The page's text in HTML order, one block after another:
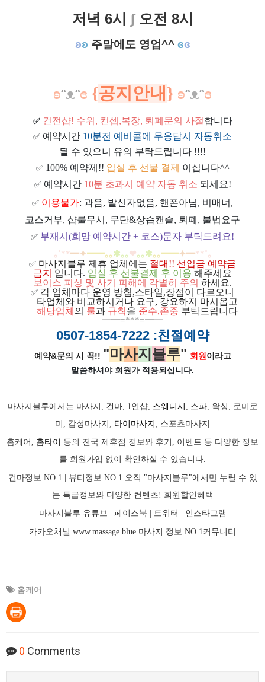
저녁 6시 ∫오전 8시
ʚʚ 주말에도 영업^^ɞɞ
ʚᵔᴥᵔɞ {공지안내 } ʚᵔᴥᵔɞ
✅ 건전샵! 수위, 컨셉,복장, 퇴폐문의 사절합니다
✅ 예약시간 10분전 예비콜에 무응답시 자동취소
될 수 있으니 유의 부탁드립니다 !!!!
✅ 100% 예약제!! 입실 후 선불 결제 이십니다^^
✅ 예약시간 10분 초과시 예약 자동 취소 되세요!
✅ 이용불가: 과음, 발신자없음, 핸폰아님, 비매너,
코스거부, 샵룰무시, 무단&상습캔슬, 퇴폐, 불법요구
✅ 부재시(희망 예약시간 + 코스)문자 부탁드려요!
｡˚**━✦━━｡｡✱｡｡❤｡｡✱｡｡━━✦━**˚｡
✅ 마사지블루 제휴 업체에는 절대!! 선입금 예약금
금지
입니다. 입실 후 선불결제 후 이용 해주세요
보이스 피싱 및 사기 피해에 각별히 주의 하세요.
✅ 각 업체마다 운영 방침,스타일,장점이 다르오니
타업체와 비교하시거나 요구, 강요하지 마시옵고
해당업체 의 룰과 규칙을 준수,존중 부탁드립니다
━━=***=━━
0507-1854-7222:친절예약
예약&문의 시 꼭!! "마사지 블루" 회원이라고
말씀하셔야 회원가 적용되십니다.
마사지블루에서는 마사지, 건마, 1인샵, 스웨디시 , 스파, 왁싱, 로미로
미, 감성마사지, 타이마사지 , 스포츠마사지
홈케어, 홈타이 등의 전국 제휴점 정보와 후기, 이벤트 등 다양한 정보
를 회원가입 없이 확인하실 수 있습니다.
건마정보 NO.1 | 뷰티정보 NO.1 오직 "마사지블루"에서만 누릴 수 있
는 특급정보와 다양한 컨텐츠! 회원할인혜택
마사지블루 유튜브 | 페이스북 | 트위터 | 인스타그램
카카오채널 www.massage.blue 마사지 정보 NO.1커뮤니티
홈케어
0 Comments